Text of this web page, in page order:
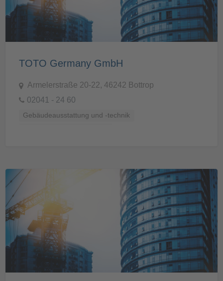
TOTO Germany GmbH
Armelerstraße 20-22, 46242 Bottrop
02041 - 24 60
Gebäudeausstattung und -technik